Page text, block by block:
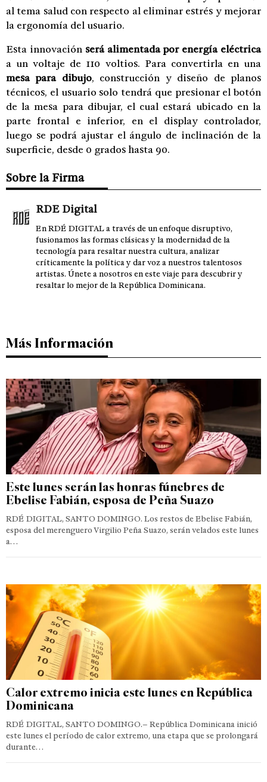
al tema salud con respecto al eliminar estrés y mejorar
la ergonomía del usuario.
Esta innovación será alimentada por energía eléctrica
a un voltaje de 110 voltios. Para convertirla en una
mesa para dibujo, construcción y diseño de planos
técnicos, el usuario solo tendrá que presionar el botón
de la mesa para dibujar, el cual estará ubicado en la
parte frontal e inferior, en el display controlador,
luego se podrá ajustar el ángulo de inclinación de la
superficie, desde 0 grados hasta 90.
Sobre la Firma
RDE Digital
En RDÉ DIGITAL a través de un enfoque disruptivo,
fusionamos las formas clásicas y la modernidad de la
tecnología para resaltar nuestra cultura, analizar
críticamente la política y dar voz a nuestros talentosos
artistas. Únete a nosotros en este viaje para descubrir y
resaltar lo mejor de la República Dominicana.
Más Información
Este lunes serán las honras fúnebres de
Ebelise Fabián, esposa de Peña Suazo
RDÉ DIGITAL, SANTO DOMINGO. Los restos de Ebelise Fabián,
esposa del merenguero Virgilio Peña Suazo, serán velados este lunes
a…
Calor extremo inicia este lunes en República
Dominicana
RDÉ DIGITAL, SANTO DOMINGO.– República Dominicana inició
este lunes el período de calor extremo, una etapa que se prolongará
durante…